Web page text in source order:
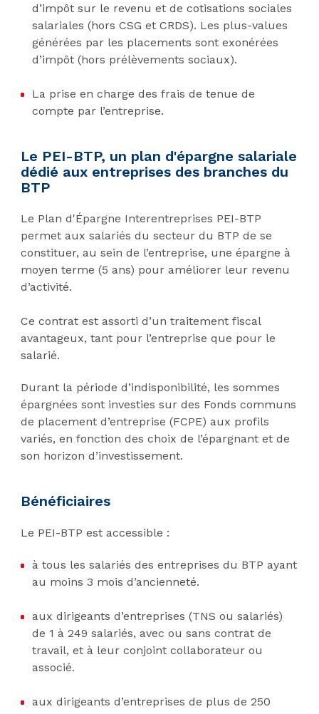
d’impôt sur le revenu et de cotisations sociales
salariales (hors CSG et CRDS). Les plus-values
générées par les placements sont exonérées
d’impôt (hors prélèvements sociaux).
La prise en charge des frais de tenue de
compte par l’entreprise.
Le PEI-BTP, un plan d'épargne salariale
dédié aux entreprises des branches du
BTP
Le Plan d'Épargne Interentreprises PEI-BTP
permet aux salariés du secteur du BTP de se
constituer, au sein de l’entreprise, une épargne à
moyen terme (5 ans) pour améliorer leur revenu
d’activité.
Ce contrat est assorti d’un traitement fiscal
avantageux, tant pour l’entreprise que pour le
salarié.
Durant la période d’indisponibilité, les sommes
épargnées sont investies sur des Fonds communs
de placement d’entreprise (FCPE) aux profils
variés, en fonction des choix de l’épargnant et de
son horizon d’investissement.
Bénéficiaires
Le PEI-BTP est accessible :
à tous les salariés des entreprises du BTP ayant
au moins 3 mois d’ancienneté.
aux dirigeants d’entreprises (TNS ou salariés)
de 1 à 249 salariés, avec ou sans contrat de
travail, et à leur conjoint collaborateur ou
associé.
aux dirigeants d’entreprises de plus de 250